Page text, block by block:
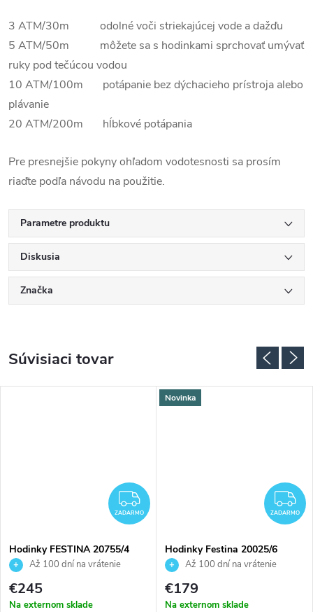
3 ATM/30m odolné voči striekajúcej vode a dažďu
5 ATM/50m môžete sa s hodinkami sprchovať umývať
ruky pod tečúcou vodou
10 ATM/100m potápanie bez dýchacieho prístroja alebo
plávanie
20 ATM/200m hĺbkové potápania
Pre presnejšie pokyny ohľadom vodotesnosti sa prosím
riaďte podľa návodu na použitie.
Parametre produktu
Diskusia
Značka
Súvisiaci tovar
ZADARMO
ZADARMO
Hodinky FESTINA 20755/4
Až 100 dní na vrátenie
tovaru. Autorizovaný predajca.
€245
Na externom sklade
Novinka
ZADARMO
Hodinky Festina 20025/6
Až 100 dní na vrátenie
tovaru. Autorizovaný predajca.
€179
Na externom sklade